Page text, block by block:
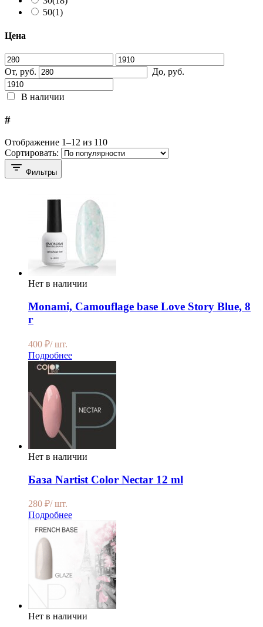
50(1)
Цена
От, руб. До, руб.
В наличии
#
Отображение 1–12 из 110
Сортировать:
Фильтры
Нет в наличии
Monami, Camouflage base Love Story Blue, 8
г
400 ₽/ шт.
Подробнее
Нет в наличии
База Nartist Color Nectar 12 ml
280 ₽/ шт.
Подробнее
Нет в наличии